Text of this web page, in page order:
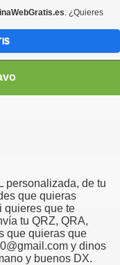
personalizada, de tu
que quieras
quieres que te
tu QRZ, QRA,
que quieras que
y dinos
y buenos DX.
. ¿Quieres